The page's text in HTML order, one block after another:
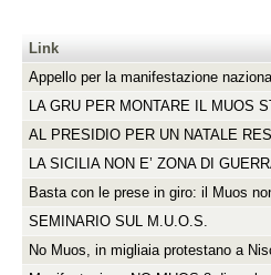
Link
Appello per la manifestazione
LA GRU PER MONTARE IL MUOS
AL PRESIDIO PER UN NATALE
LA SICILIA NON E’ ZONA DI
Basta con le prese in giro: il Muos
SEMINARIO SUL M.U.O.S.
No Muos, in migliaia protestano a